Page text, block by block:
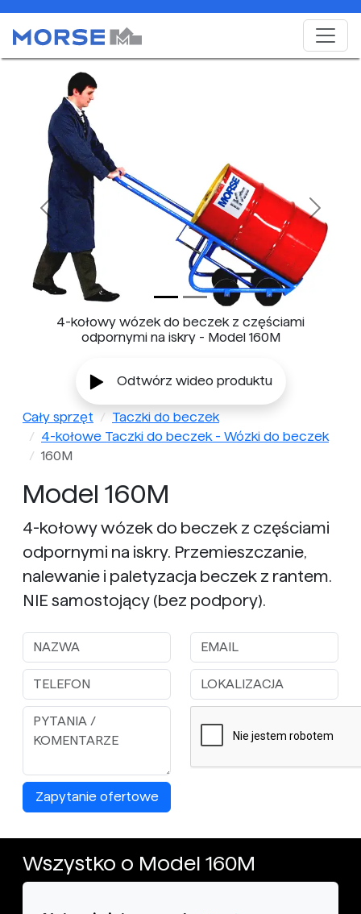
4-kołowy wózek do beczek z częściami
odpornymi na iskry - Model 160M
Previous Next
Odtwórz wideo produktu
Cały sprzęt
Taczki do beczek
4-kołowe Taczki do beczek - Wózki do beczek
160M
Model 160M
4-kołowy wózek do beczek z częściami
odpornymi na iskry. Przemieszczanie,
nalewanie i paletyzacja beczek z rantem.
NIE samostojący (bez podpory).
Zapytanie ofertowe
Wszystko o Model 160M